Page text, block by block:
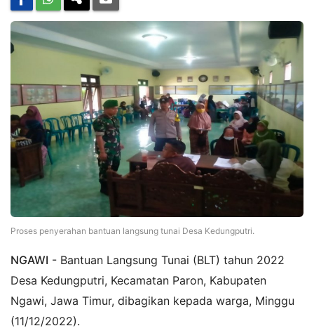
Proses penyerahan bantuan langsung tunai Desa Kedungputri.
NGAWI - Bantuan Langsung Tunai (BLT) tahun 2022
Desa Kedungputri, Kecamatan Paron, Kabupaten
Ngawi, Jawa Timur, dibagikan kepada warga, Minggu
(11/12/2022).